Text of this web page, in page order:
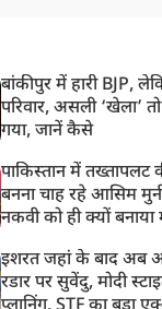
बांकीपुर में हारी BJP,
परिवार, असली ‘खेला’
गया, जानें कैसे
पाकिस्तान में तख्तापलट
बनना चाह रहे आसिम
नकवी को ही क्यों बनाया
इशरत जहां के बाद अब
रडार पर सुवेंदु, मोदी